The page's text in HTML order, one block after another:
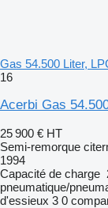
Gas 54.500 Liter,
16
Acerbi Gas
25 900 € HT
Semi-remorque
1994
Capacité de charge
pneumatique/
d'essieux 3 0